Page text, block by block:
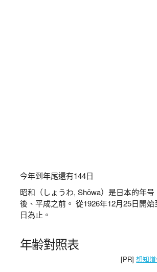
今年到年尾還有144日
昭和（しょうわ, Shōwa）是日本的年号
後、平成之前。 從1926年12月25日開始
日為止。
年齢對照表
[PR]想知